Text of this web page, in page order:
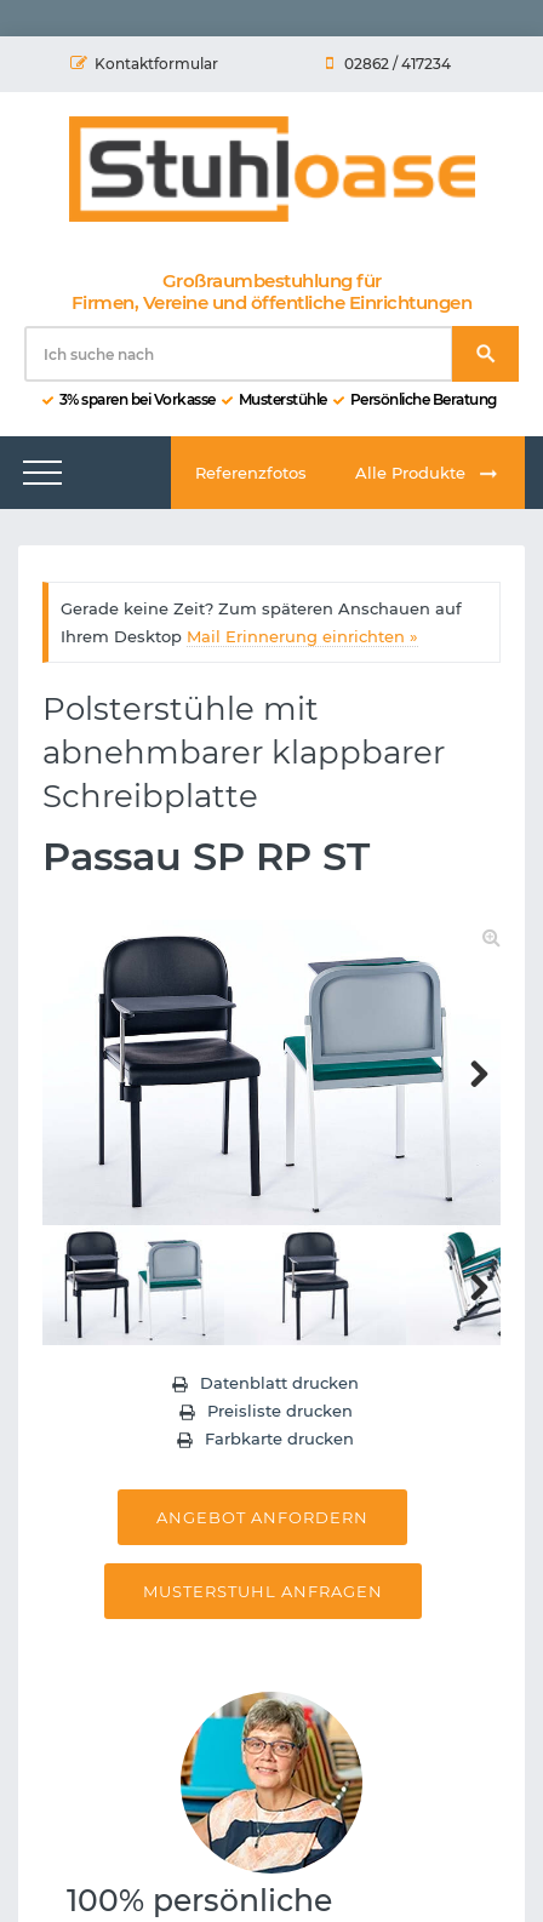
Kontaktformular 02862 / 417234
Großraumbestuhlung für
Firmen, Vereine und öffentliche Einrichtungen
3% sparen bei Vorkasse Musterstühle Persönliche Beratung
Referenzfotos Alle Produkte
Gerade keine Zeit? Zum späteren Anschauen auf
Ihrem Desktop Mail Erinnerung einrichten »
Polsterstühle mit
abnehmbarer klappbarer
Schreibplatte
Passau SP RP ST
Next
Datenblatt drucken
Preisliste drucken
Farbkarte drucken
ANGEBOT ANFORDERN
MUSTERSTUHL ANFRAGEN
100% persönliche